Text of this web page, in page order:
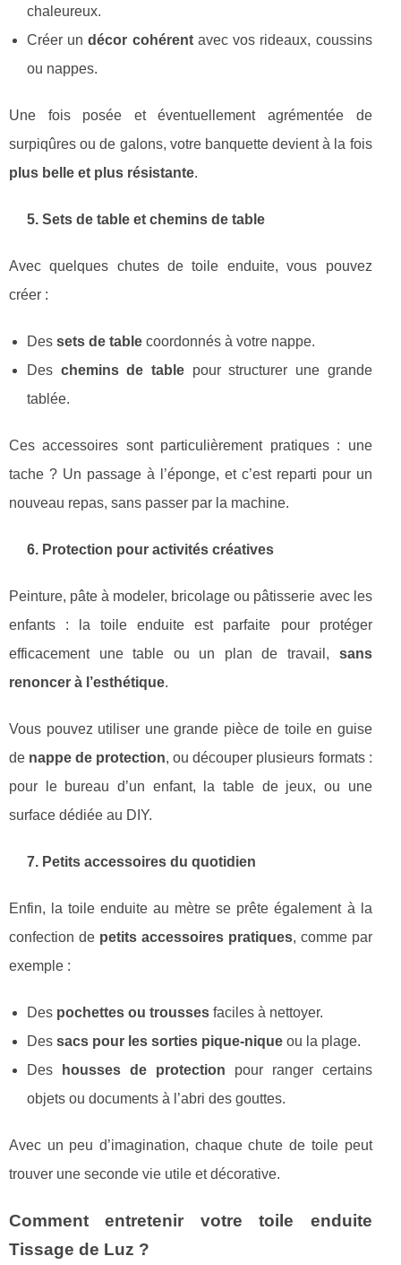
chaleureux.
Créer undécor cohérentavec vos rideaux, coussins
ou nappes.
Une fois posée et éventuellement agrémentée de
surpiqûres ou de galons, votre banquette devient à la fois
plus belle et plus résistante.
5. Sets de table et chemins de table
Avec quelques chutes de toile enduite, vous pouvez
créer :
Des sets de table coordonnés à votre nappe.
Des chemins de tablepour structurer une grande
tablée.
Ces accessoires sont particulièrement pratiques : une
tache ? Un passage à l’éponge, et c’est reparti pour un
nouveau repas, sans passer par la machine.
6. Protection pour activités créatives
Peinture, pâte à modeler, bricolage ou pâtisserie avec les
enfants : la toile enduite est parfaite pour protéger
efficacement une table ou un plan de travail, sans
renoncer à l’esthétique.
Vous pouvez utiliser une grande pièce de toile en guise
de nappe de protection, ou découper plusieurs formats :
pour le bureau d’un enfant, la table de jeux, ou une
surface dédiée au DIY.
7. Petits accessoires du quotidien
Enfin, la toile enduite au mètre se prête également à la
confection de petits accessoires pratiques, comme par
exemple :
Des pochettes ou trousses faciles à nettoyer.
Des sacs pour les sorties pique-nique ou la plage.
Des
housses de protection pour ranger certains
objets ou documents à l’abri des gouttes.
Avec un peu d’imagination, chaque chute de toile peut
trouver une seconde vie utile et décorative.
Comment entretenir votre toile enduite
Tissage de Luz ?